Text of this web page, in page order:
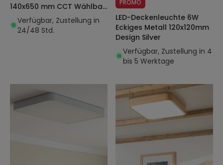
140x650 mm CCT Wählbar
Dari Lang
Verfügbar, Zustellung in
24/48 Std.
PROMO
LED-Deckenleuchte 6W
Eckiges Metall 120x120mm
Design Silver
Verfügbar, Zustellung in 4
bis 5 Werktage